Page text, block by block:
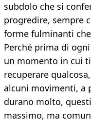
subdolo che si
progredire, sempre
forme fulminanti
Perché prima di
un momento in cui
recuperare
alcuni movimenti, a
durano molto,
massimo, ma